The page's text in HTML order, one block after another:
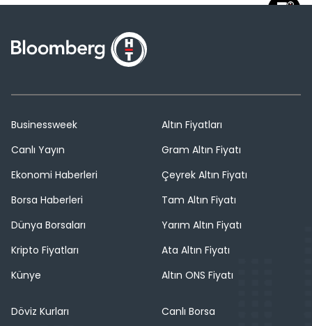
Businessweek
Canlı Yayın
Ekonomi Haberleri
Borsa Haberleri
Dünya Borsaları
Kripto Fiyatları
Künye
Altın Fiyatları
Gram Altın Fiyatı
Çeyrek Altın Fiyatı
Tam Altın Fiyatı
Yarım Altın Fiyatı
Ata Altın Fiyatı
Altın ONS Fiyatı
Döviz Kurları
Canlı Borsa